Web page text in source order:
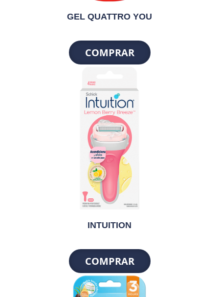
GEL QUATTRO YOU
COMPRAR
INTUITION
COMPRAR